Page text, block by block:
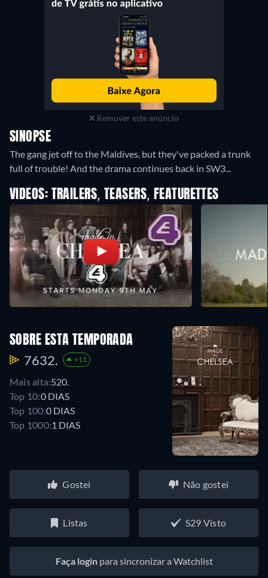
Remover este anúncio
SINOPSE
The gang jet off to the Maldives, but they've packed a trunk
full of trouble! And the drama continues back in SW3...
VIDEOS: TRAILERS, TEASERS, FEATURETTES
SOBRE ESTA TEMPORADA
7632. +11
Mais alta:520.
Top 10:0 DIAS
Top 100:0 DIAS
Top 1000:1 DIAS
Gostei Não gostei
Listas S29 Visto
Faça loginpara sincronizar a Watchlist